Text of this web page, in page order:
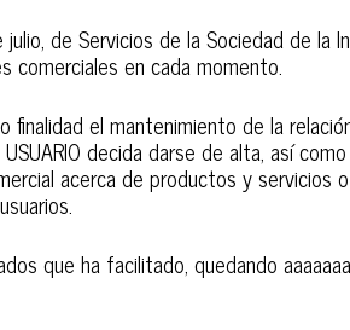
de Servicios de la Sociedad de la
en cada momento.
el mantenimiento de la
decida darse de alta, así
acerca de productos y servicios
que ha facilitado, quedando